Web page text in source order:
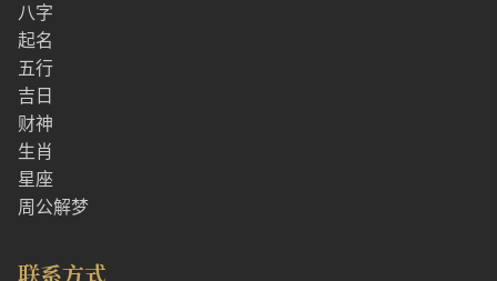
八字
起名
五行
吉日
财神
生肖
星座
周公解梦
联系方式